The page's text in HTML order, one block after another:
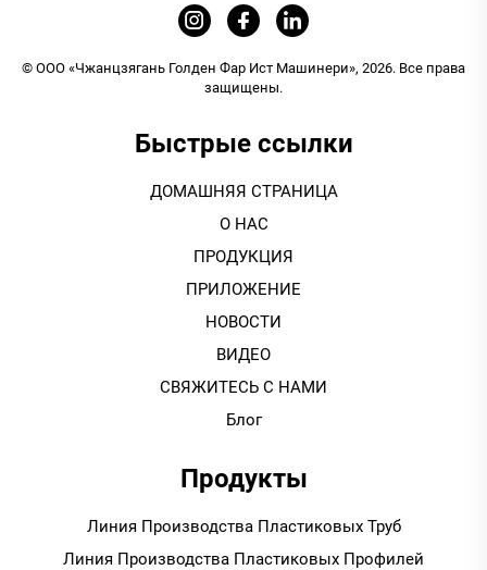
© ООО «Чжанцзягань Голден Фар Ист Машинери», 2026. Все права
защищены.
Быстрые ссылки
ДОМАШНЯЯ СТРАНИЦА
О НАС
ПРОДУКЦИЯ
ПРИЛОЖЕНИЕ
НОВОСТИ
ВИДЕО
СВЯЖИТЕСЬ С НАМИ
Блог
Продукты
Линия Производства Пластиковых Труб
Линия Производства Пластиковых Профилей